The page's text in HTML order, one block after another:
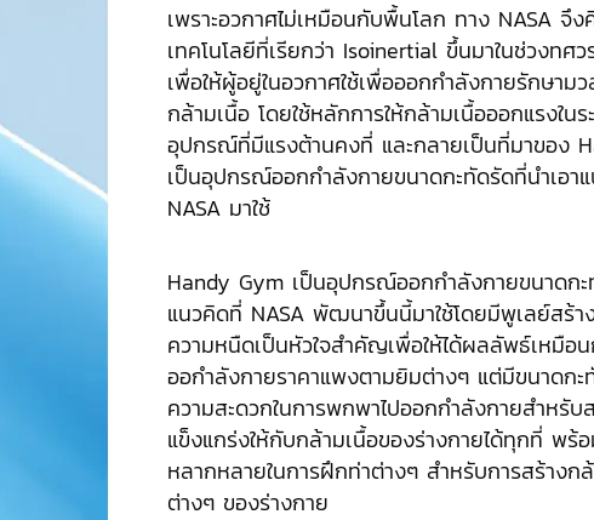
เพราะอวกาศไม่เหมือนกับพื้นโลก ทาง NASA จึ
เทคโนโลยีที่เรียกว่า Isoinertial ขึ้นมาในช่วงทศว
เพื่อให้ผู้อยู่ในอวกาศใช้เพื่อออกกำลังกายรักษาม
กล้ามเนื้อ โดยใช้หลักการให้กล้ามเนื้อออกแรงใน
อุปกรณ์ที่มีแรงต้านคงที่ และกลายเป็นที่มาของ
เป็นอุปกรณ์ออกกำลังกายขนาดกะทัดรัดที่นำเอา
NASA มาใช้
Handy Gym เป็นอุปกรณ์ออกกำลังกายขนาดกะ
แนวคิดที่ NASA พัฒนาขึ้นนี้มาใช้โดยมีพูเลย์สร้า
ความหนืดเป็นหัวใจสำคัญเพื่อให้ได้ผลลัพธ์เหมือ
ออกำลังกายราคาแพงตามยิมต่างๆ แต่มีขนาดกะ
ความสะดวกในการพกพาไปออกกำลังกายสำหรับ
แข็งแกร่งให้กับกล้ามเนื้อของร่างกายได้ทุกที่ พร้
หลากหลายในการฝึกท่าต่างๆ สำหรับการสร้างก
ต่างๆ ของร่างกาย